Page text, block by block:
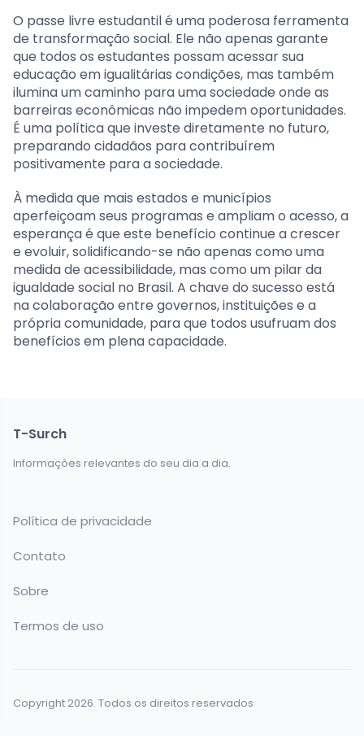
O passe livre estudantil é uma poderosa ferramenta
de transformação social. Ele não apenas garante
que todos os estudantes possam acessar sua
educação em igualitárias condições, mas também
ilumina um caminho para uma sociedade onde as
barreiras econômicas não impedem oportunidades.
É uma política que investe diretamente no futuro,
preparando cidadãos para contribuírem
positivamente para a sociedade.
À medida que mais estados e municípios
aperfeiçoam seus programas e ampliam o acesso, a
esperança é que este benefício continue a crescer
e evoluir, solidificando-se não apenas como uma
medida de acessibilidade, mas como um pilar da
igualdade social no Brasil. A chave do sucesso está
na colaboração entre governos, instituições e a
própria comunidade, para que todos usufruam dos
benefícios em plena capacidade.
T-Surch
Informações relevantes do seu dia a dia.
Política de privacidade
Contato
Sobre
Termos de uso
Copyright 2026. Todos os direitos reservados